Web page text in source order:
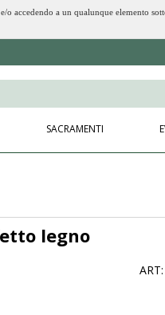
a un qualunque elemento
SACRAMENTI
legno
ART: